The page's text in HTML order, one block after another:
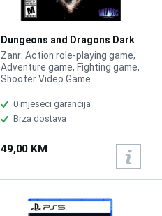
Dungeons and Dragons Dark
Alliance /PS5
Zanr: Action role-playing game,
Adventure game, Fighting game,
Shooter Video Game
0 mjeseci garancija
Brza dostava
49,00 KM